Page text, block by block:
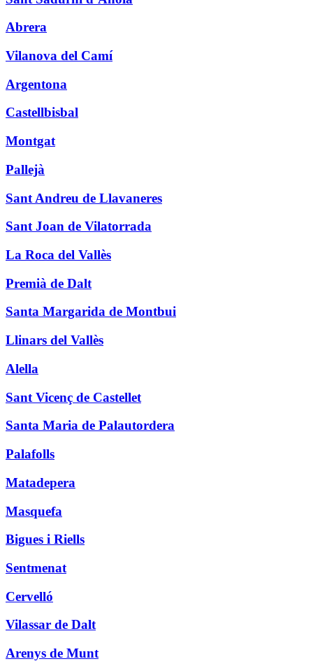
Abrera
Vilanova del Camí
Argentona
Castellbisbal
Montgat
Pallejà
Sant Andreu de Llavaneres
Sant Joan de Vilatorrada
La Roca del Vallès
Premià de Dalt
Santa Margarida de Montbui
Llinars del Vallès
Alella
Sant Vicenç de Castellet
Santa Maria de Palautordera
Palafolls
Matadepera
Masquefa
Bigues i Riells
Sentmenat
Cervelló
Vilassar de Dalt
Arenys de Munt